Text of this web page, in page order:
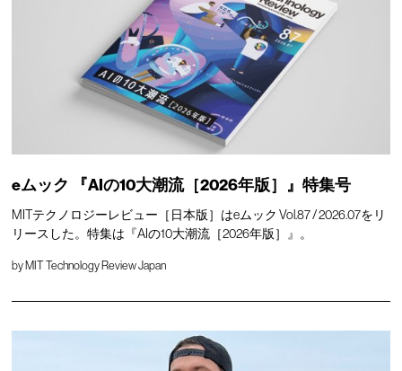
eムック 『AIの10大潮流［2026年版］』特集号
MITテクノロジーレビュー［日本版］はeムック Vol.87 / 2026.07をリ
リースした。特集は『AIの10大潮流［2026年版］』。
by MIT Technology Review Japan